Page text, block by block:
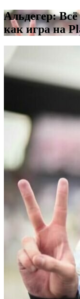
Альдегер:
как игра на